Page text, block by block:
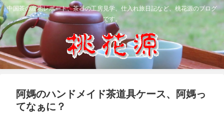
中国茶の産地レポート、茶器の工房見学、仕入れ旅日記など、桃花源のブログ
です。
阿媽のハンドメイド茶道具ケース、阿媽っ
てなぁに？